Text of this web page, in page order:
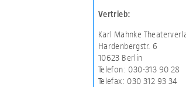
Vertrieb:
Karl Mahnke
Hardenbergstr. 6
10623 Berlin
Telefon: 030-313 90 28
Telefax: 030 312 93 34